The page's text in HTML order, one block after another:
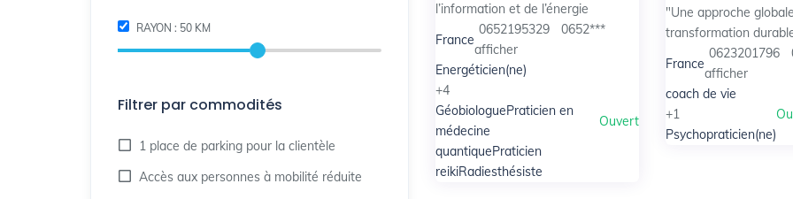
RAYON : 50 KM
Filtrer par commodités
1 place de parking pour la clientèle
Accès aux personnes à mobilité réduite
l’information et de l’énergie
France
0652195329
0652***
afficher
Energéticien(ne)
+4
GéobiologuePraticien en
médecine
quantiquePraticien
reikiRadiesthésiste
Ouvert
"Une approche
transformation
France
0623201796
afficher
coach de vie
+1
Psychopraticien(ne)